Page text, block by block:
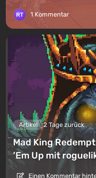
1 Kommentar
Artikel 2 Tage zurück
Mad King
’Em Up mit
Einen Kommentar